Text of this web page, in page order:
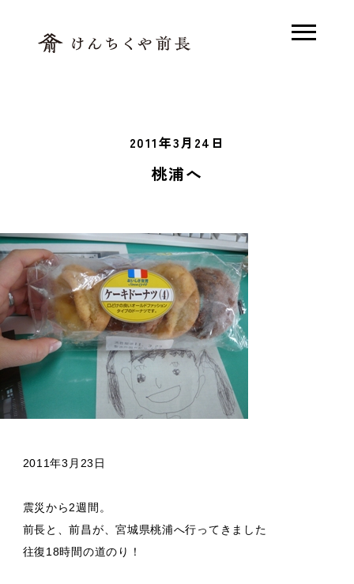
モデルハウス
木の家Q&A
施工事例
ブログ
会社概要
2011年3月24日
桃浦へ
2011年3月23日
震災から2週間。
前長と、前昌が、宮城県桃浦へ行ってきました
往復18時間の道のり！